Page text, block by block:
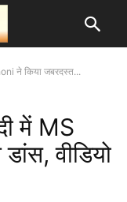
ने किया जबरदस्त...
में MS
वीडियो